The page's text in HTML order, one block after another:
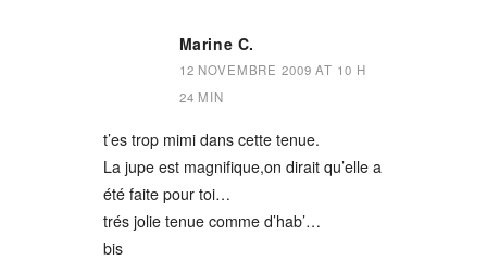
Marine C.
12 NOVEMBRE 2009 AT 10 H
24 MIN
t’es trop mimi dans cette tenue.
La jupe est magnifique,on dirait qu’elle a
été faite pour toi…
trés jolie tenue comme d’hab’…
bis